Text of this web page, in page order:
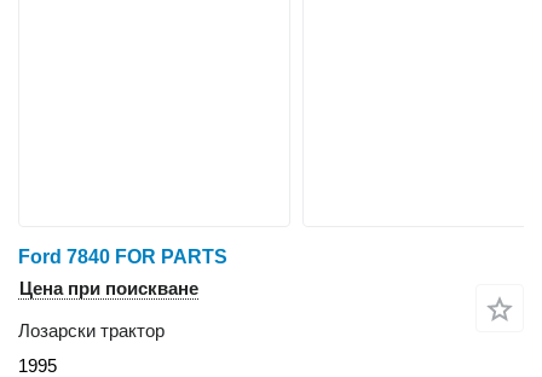
Ford 7840 FOR PARTS
Цена при поискване
Лозарски трактор
1995